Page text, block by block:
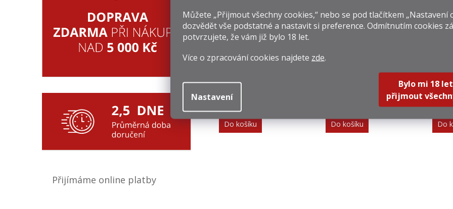
Můžete „Přijmout všechny cookies,“ nebo se pod tlačítkem „Nastavení
dozvědět vše podstatné a nastavit si preference. Odmítnutím cookies
potvrzujete, že vám již bylo 18 let.
Více o zpracování cookies najdete zde.
Nastavení
Bylo mi 18
přijmout
Přijímáme online platby
2 249 Kč
cena:
Do košíku Do košíku
2
Měrná
816,33
Do